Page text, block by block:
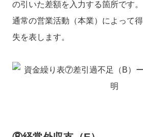
の引いた差額を入力する箇所です。
通常の営業活動（本業）によって
失を表します。